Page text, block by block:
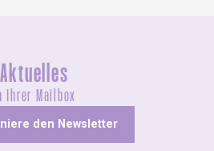
Aktuelles
Ihrer Mailbox
den Newsletter